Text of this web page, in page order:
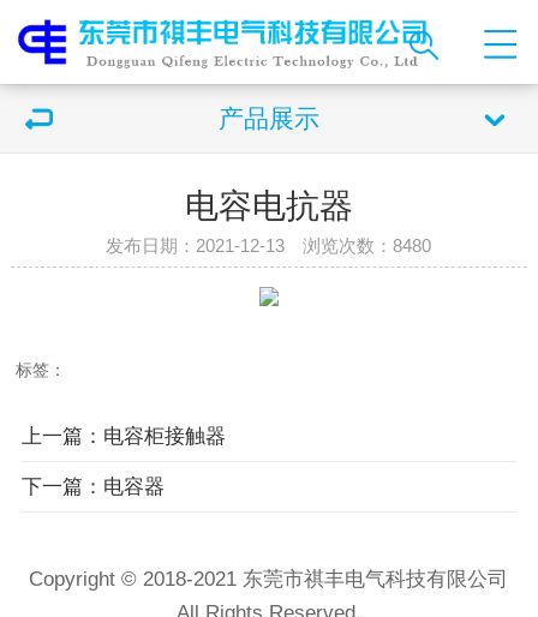
产品展示
电容电抗器
发布日期：2021-12-13 浏览次数：8480
标签：
上一篇：电容柜接触器
下一篇：电容器
Copyright © 2018-2021 东莞市祺丰电气科技有限公司